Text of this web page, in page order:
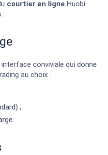
courtier en ligne Huobi
:
conviviale qui donne
au choix :
;